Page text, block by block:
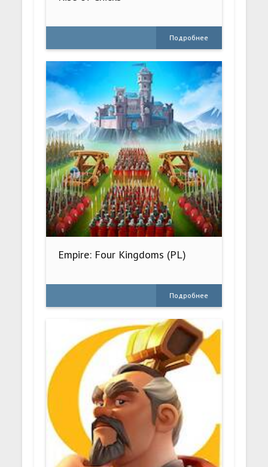
Подробнее
Empire: Four Kingdoms (PL)
Подробнее